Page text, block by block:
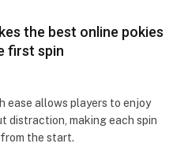
the best online pokies
first spin
ease allows players to enjoy
distraction, making each spin
the start.